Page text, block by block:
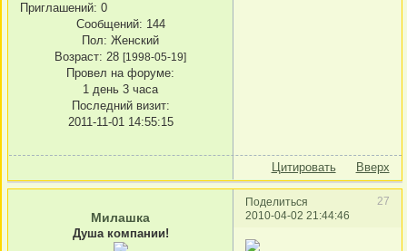
Приглашений: 0
Сообщений: 144
Пол: Женский
Возраст: 28 [1998-05-19]
Провел на форуме:
1 день 3 часа
Последний визит:
2011-11-01 14:55:15
Цитировать Вверх
Поделиться
27
2010-04-02 21:44:46
Милашка
Душа компании!